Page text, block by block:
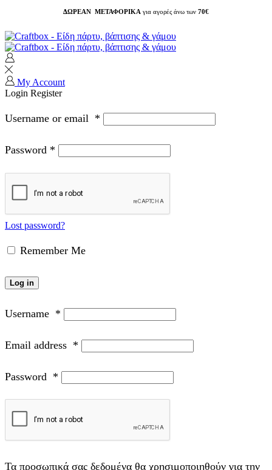
ΔΩΡΕΑΝ ΜΕΤΑΦΟΡΙΚΑ για αγορές άνω των 70€
My Account
Login Register
Username or email *
Password *
Lost password?
Remember Me
Log in
Username *
Email address *
Password *
Τα προσωπικά σας δεδομένα θα χρησιμοποιηθούν για την